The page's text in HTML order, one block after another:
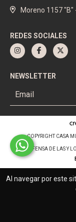
Al navegar por este
Moreno 1157
REDES SOCIALES
NEWSLETTER
COPYRIGHT CASA
DEFENSA DE LAS Y